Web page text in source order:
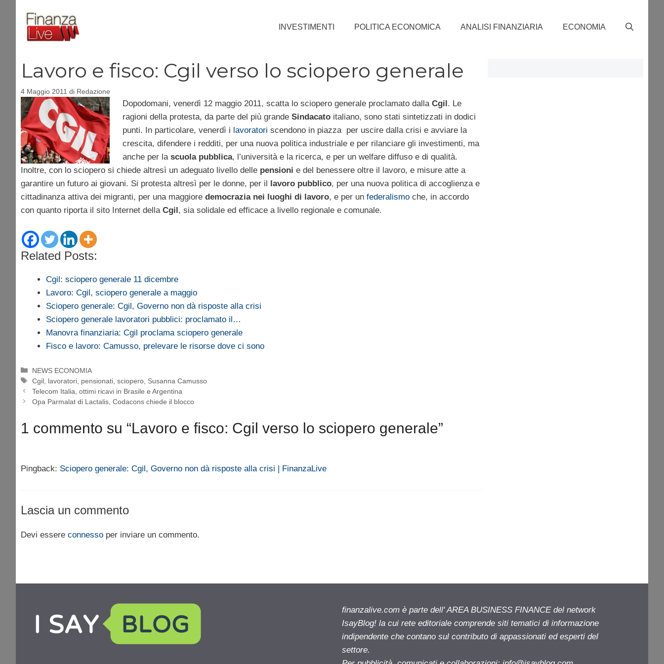
contenuto
INVESTIMENTI POLITICA ECONOMICA ANALISI FINANZIARIA ECONOMIA
Lavoro e fisco: Cgil verso lo sciopero generale
4 Maggio 2011 di Redazione
Dopodomani, venerdì 12 maggio 2011, scatta lo sciopero generale proclamato dalla Cgil. Le
ragioni della protesta, da parte del più grande Sindacatoitaliano, sono stati sintetizzati in dodici
punti. In particolare, venerdì i lavoratori scendono in piazza per uscire dalla crisi e avviare la
crescita, difendere i redditi, per una nuova politica industriale e per rilanciare gli investimenti, ma
anche per la scuola pubblica, l’università e la ricerca, e per un welfare diffuso e di qualità.
Inoltre, con lo sciopero si chiede altresì un adeguato livello delle pensioni e del benessere oltre il lavoro, e misure atte a
garantire un futuro ai giovani. Si protesta altresì per le donne, per il lavoro pubblico, per una nuova politica di accoglienza e
cittadinanza attiva dei migranti, per una maggiore democrazia nei luoghi di lavoro, e per un federalismo che, in accordo
con quanto riporta il sito Internet della Cgil, sia solidale ed efficace a livello regionale e comunale.
Related Posts:
Cgil: sciopero generale 11 dicembre
Lavoro: Cgil, sciopero generale a maggio
Sciopero generale: Cgil, Governo non dà risposte alla crisi
Sciopero generale lavoratori pubblici: proclamato il…
Manovra finanziaria: Cgil proclama sciopero generale
Fisco e lavoro: Camusso, prelevare le risorse dove ci sono
Categorie
NEWS ECONOMIA
Tag
Cgil lavoratori pensionati ,sciopero Susanna Camusso
Telecom Italia, ottimi ricavi in Brasile e Argentina
Opa Parmalat di Lactalis, Codacons chiede il blocco
1 commento su “Lavoro e fisco: Cgil verso lo sciopero generale”
Pingback: Sciopero generale: Cgil, Governo non dà risposte alla crisi | FinanzaLive
Lascia un commento
Devi essere connesso per inviare un commento.
finanzalive.com è parte dell' AREA BUSINESS FINANCE del network
IsayBlog! la cui rete editoriale comprende siti tematici di informazione
indipendente che contano sul contributo di appassionati ed esperti del
settore.